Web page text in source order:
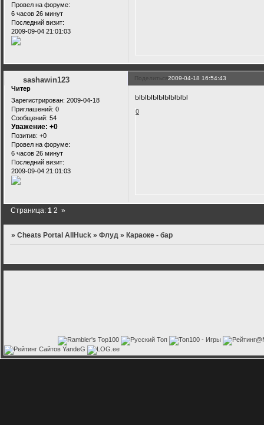
Провел на форуме:
6 часов 26 минут
Последний визит:
2009-09-04 21:01:03
Поделиться2009-04-18 16:54:43
sashawin123
Читер
Зарегистрирован: 2009-04-18
Приглашений: 0
Сообщений: 54
Уважение: +0
Позитив: +0
Провел на форуме:
6 часов 26 минут
Последний визит:
2009-09-04 21:01:03
ЫЫЫЫЫЫЫЫЫ
0
Страница:1 2 »
»Cheats Portal AllHuck »Флуд » Караоке - бар